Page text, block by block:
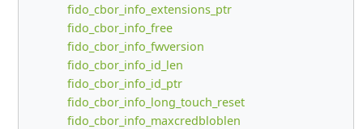
fido_cbor_info_extensions_ptr
fido_cbor_info_free
fido_cbor_info_fwversion
fido_cbor_info_id_len
fido_cbor_info_id_ptr
fido_cbor_info_long_touch_reset
fido_cbor_info_maxcredbloblen